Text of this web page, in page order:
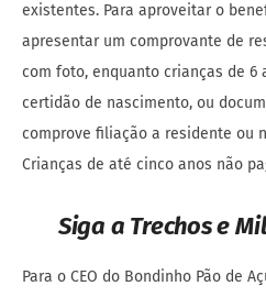
existentes. Para aproveitar o
apresentar um comprovante de
com foto, enquanto crianças de 6
certidão de nascimento, ou
comprove filiação a residente ou
Crianças de até cinco anos não
Siga a Trechos e
Para o CEO do Bondinho Pão de